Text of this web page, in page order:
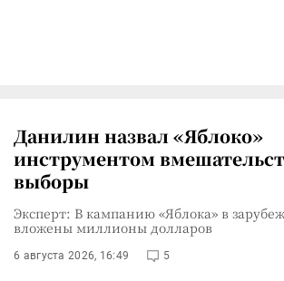
Данилин назвал «Яблоко»
инструментом
выборы
Эксперт: В кампанию «Яблока» в
вложены миллионы долларов
6 августа 2026, 16:49 5